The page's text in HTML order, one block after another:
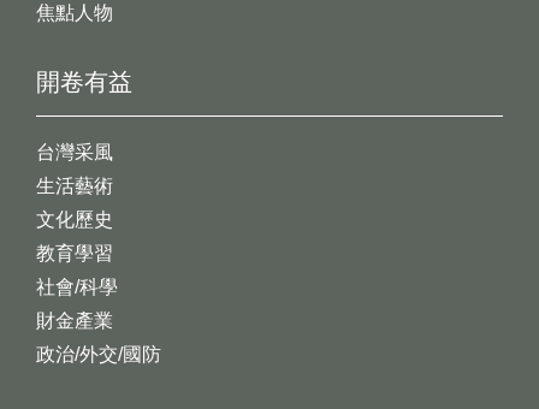
開卷有益
台灣采風
生活藝術
文化歷史
教育學習
社會/科學
財金產業
政治/外交/國防
焦點人物